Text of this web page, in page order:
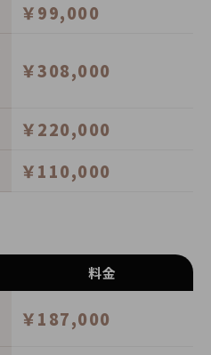
￥99,000
￥308,000
￥220,000
￥110,000
料金
￥187,000